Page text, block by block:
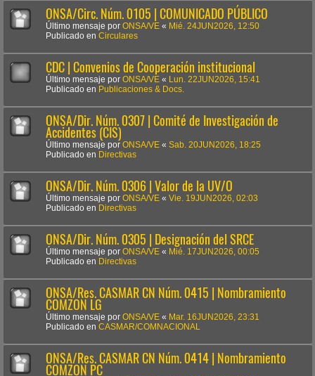
ONSA/Circ. Núm. 0105 | COMUNICADO PÚBLICO
Último mensaje por ONSA/VE « Mié. 24JUN2026, 12:50
Publicado en Circulares
CDC | Convenios de Cooperación institucional
Último mensaje por ONSA/VE «
Lun. 22JUN2026, 15:41
Publicado en Publicaciones & Docs.
ONSA/Dir. Núm. 0307 | Comité de Investigación de
Accidentes (CIS)
Último mensaje por ONSA/VE « Sab. 20JUN2026, 18:25
Publicado en Directivas
ONSA/Dir. Núm. 0306 | Valor de la UV/O
Último mensaje por ONSA/VE « Vie. 19JUN2026, 02:03
Publicado en Directivas
ONSA/Dir. Núm. 0305 | Designación del SRCE
Último mensaje por ONSA/VE « Mié. 17JUN2026, 00:05
Publicado en Directivas
ONSA/Res. CASMAR CN Núm. 0415 | Nombramiento
COMZON LG
Último mensaje por ONSA/VE « Mar. 16JUN2026, 23:31
Publicado en CASMAR/COMNACIONAL
ONSA/Res. CASMAR CN Núm. 0414 | Nombramiento
COMZON PC